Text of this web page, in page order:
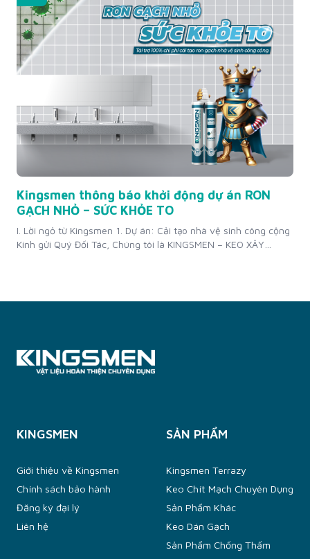
Kingsmen thông báo khởi động dự án RON
GẠCH NHỎ – SỨC KHỎE TO
I. Lời ngỏ từ Kingsmen 1. Dự án: Cải tạo nhà vệ sinh công cộng
Kính gửi Quý Đối Tác, Chúng tôi là KINGSMEN – KEO XÂY
KINGSMEN
Giới thiệu về Kingsmen
Chính sách bảo hành
Đăng ký đại lý
Liên hệ
SẢN PHẨM
Kingsmen Terrazy
Keo Chít Mạch Chuyên Dụng
Sản Phẩm Khác
Keo Dán Gạch
Sản Phẩm Chống Thấm